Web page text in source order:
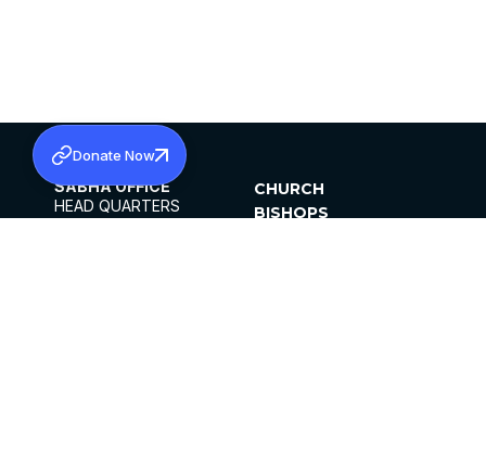
SABHA OFFICE
HEAD QUARTERS
CHURCH
BISHOPS
Donate Now